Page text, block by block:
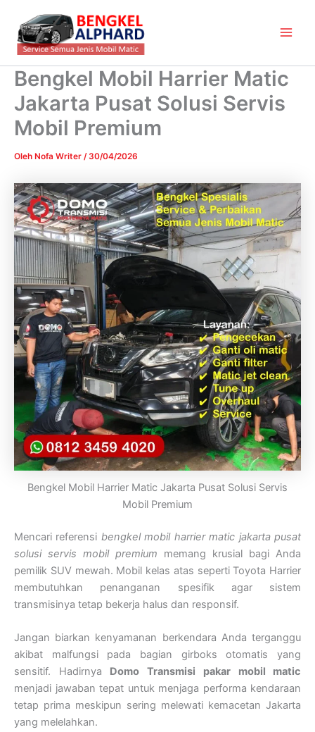
konten
Bengkel Mobil Harrier Matic
Jakarta Pusat Solusi Servis
Mobil Premium
Oleh Nofa Writer / 30/04/2026
Bengkel Mobil Harrier Matic Jakarta Pusat Solusi Servis
Mobil Premium
Mencari referensi bengkel mobil harrier matic jakarta pusat
solusi servis mobil premium memang krusial bagi Anda
pemilik SUV mewah. Mobil kelas atas seperti Toyota Harrier
membutuhkan penanganan spesifik agar sistem
transmisinya tetap bekerja halus dan responsif.
Jangan biarkan kenyamanan berkendara Anda terganggu
akibat malfungsi pada bagian girboks otomatis yang
sensitif. Hadirnya Domo Transmisi
pakar mobil matic
menjadi jawaban tepat untuk menjaga performa kendaraan
tetap prima meskipun sering melewati kemacetan Jakarta
yang melelahkan.